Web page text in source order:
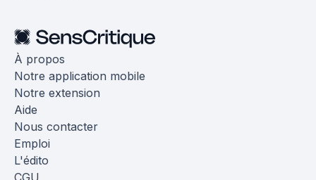
À propos
Notre application mobile
Notre extension
Aide
Nous contacter
Emploi
L'édito
CGU